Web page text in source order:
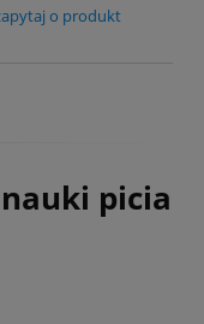
o produkt
picia